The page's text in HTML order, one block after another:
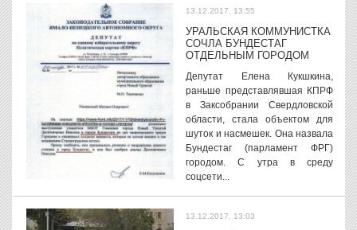
13.12.2017, 13:55
УРАЛЬСКАЯ КОММУНИСТКА
СОЧЛА БУНДЕСТАГ
ОТДЕЛЬНЫМ ГОРОДОМ
Депутат Елена Кукшкина,
раньше представлявшая КПРФ
в Заксобрании Свердловской
области, стала объектом для
шуток и насмешек. Она назвала
Бундестаг (парламент ФРГ)
городом. С утра в среду
соцсети...
13.12.2017, 13:03